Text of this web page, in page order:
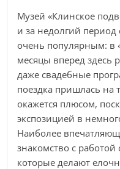
Музей «Клинское
и за недолгий период
очень популярным: в
месяцы вперед здесь
даже свадебные
поездка пришлась на
окажется плюсом,
экспозицией в
Наиболее
знакомство с
которые делают